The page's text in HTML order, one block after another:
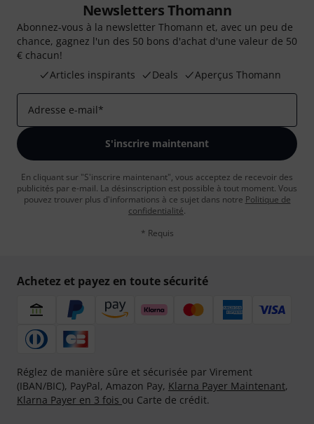
Newsletters Thomann
Abonnez-vous à la newsletter Thomann et, avec un peu de
chance, gagnez l'un des 50 bons d'achat d'une valeur de 50
€ chacun!
Articles inspirants
Deals Aperçus Thomann
Adresse e-mail*
S'inscrire maintenant
En cliquant sur "S'inscrire maintenant", vous acceptez de recevoir des
publicités par e-mail. La désinscription est possible à tout moment. Vous
pouvez trouver plus d'informations à ce sujet dans notre Politique de
confidentialité.
* Requis
Achetez et payez en toute sécurité
Réglez de manière sûre et sécurisée par Virement
(IBAN/BIC), PayPal, Amazon Pay, Klarna Payer Maintenant,
Klarna Payer en 3 fois ou Carte de crédit.